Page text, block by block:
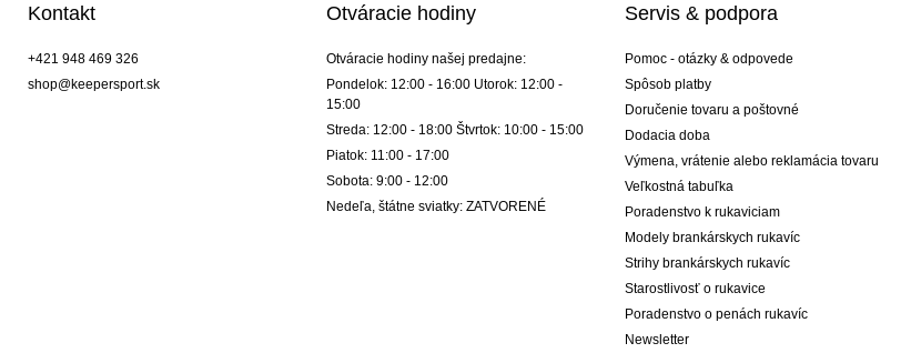
Kontakt
+421 948 469 326
shop@keepersport.sk
Otváracie hodiny
Otváracie hodiny našej predajne:
Pondelok: 12:00 - 16:00 Utorok: 12:00 -
15:00
Streda: 12:00 - 18:00 Štvrtok: 10:00 - 15:00
Piatok: 11:00 - 17:00
Sobota: 9:00 - 12:00
Nedeľa, štátne sviatky: ZATVORENÉ
Servis & podpora
Pomoc - otázky & odpovede
Spôsob platby
Doručenie tovaru a poštovné
Dodacia doba
Výmena, vrátenie alebo reklamácia tovaru
Veľkostná tabuľka
Poradenstvo k rukaviciam
Modely brankárskych rukavíc
Strihy brankárskych rukavíc
Starostlivosť o rukavice
Poradenstvo o penách rukavíc
Newsletter